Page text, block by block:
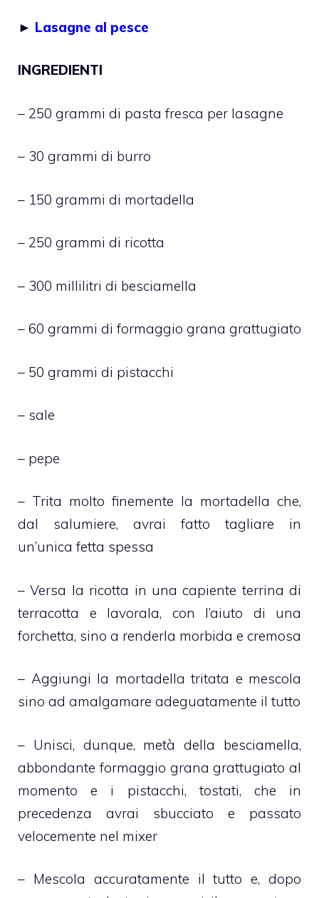
► Lasagne al pesce
INGREDIENTI
– 250 grammi di pasta fresca per lasagne
– 30 grammi di burro
– 150 grammi di mortadella
– 250 grammi di ricotta
– 300 millilitri di besciamella
– 60 grammi di formaggio grana grattugiato
– 50 grammi di pistacchi
– sale
– pepe
– Trita molto finemente la mortadella che,
dal salumiere, avrai fatto tagliare in
un’unica fetta spessa
– Versa la ricotta in una capiente terrina di
terracotta e lavorala, con l’aiuto di una
forchetta, sino a renderla morbida e cremosa
– Aggiungi la mortadella tritata e mescola
sino ad amalgamare adeguatamente il tutto
– Unisci, dunque, metà della besciamella,
abbondante formaggio grana grattugiato al
momento e i pistacchi, tostati, che in
precedenza avrai sbucciato e passato
velocemente nel mixer
– Mescola accuratamente il tutto e, dopo